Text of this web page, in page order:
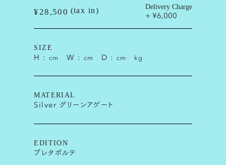
¥28,500 (tax in) Delivery Charge
+ ¥6,000
SIZE
H : cm W : cm D :cm kg
MATERIAL
Silver グリーンアゲート
EDITION
プレタポルテ